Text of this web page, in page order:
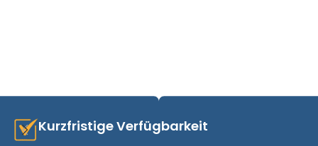
Kurzfristige Verfügbarkeit